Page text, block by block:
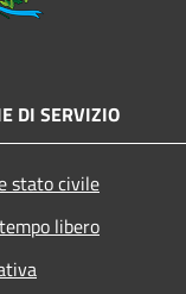
DI SERVIZIO
stato civile
libero